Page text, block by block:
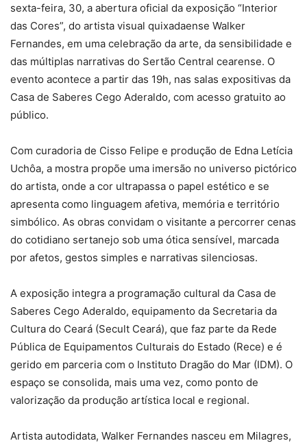
sexta-feira, 30, a abertura oficial da exposição “Interior
das Cores”, do artista visual quixadaense Walker
Fernandes, em uma celebração da arte, da sensibilidade e
das múltiplas narrativas do Sertão Central cearense. O
evento acontece a partir das 19h, nas salas expositivas da
Casa de Saberes Cego Aderaldo, com acesso gratuito ao
público.
Com curadoria de Cisso Felipe e produção de Edna Letícia
Uchôa, a mostra propõe uma imersão no universo pictórico
do artista, onde a cor ultrapassa o papel estético e se
apresenta como linguagem afetiva, memória e território
simbólico. As obras convidam o visitante a percorrer cenas
do cotidiano sertanejo sob uma ótica sensível, marcada
por afetos, gestos simples e narrativas silenciosas.
A exposição integra a programação cultural da Casa de
Saberes Cego Aderaldo, equipamento da Secretaria da
Cultura do Ceará (Secult Ceará), que faz parte da Rede
Pública de Equipamentos Culturais do Estado (Rece) e é
gerido em parceria com o Instituto Dragão do Mar (IDM). O
espaço se consolida, mais uma vez, como ponto de
valorização da produção artística local e regional.
Artista autodidata, Walker Fernandes nasceu em Milagres,